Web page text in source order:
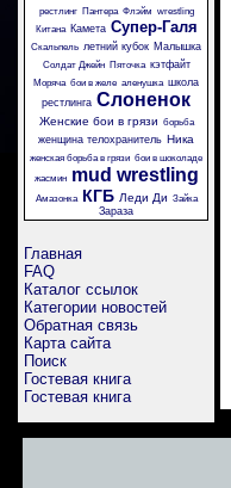
рестлинг Пантера Флэйм wrestling
Китана
Камета Супер-Галя
Скальпель летний кубок Малышка
Солдат Джейн Пяточка кэтфайт
Моряча бои в желе аленушка школа
рестлинга Слоненок
Женские бои в грязи борьба
женщина телохранитель Ника
женская борьба в грязи бои в шоколаде
жасмин
mud wrestling
Амазонка КГБ Леди Ди Зайка
Зараза
Главная
FAQ
Каталог ссылок
Категории новостей
Обратная связь
Карта сайта
Поиск
Гостевая книга
Гостевая книга